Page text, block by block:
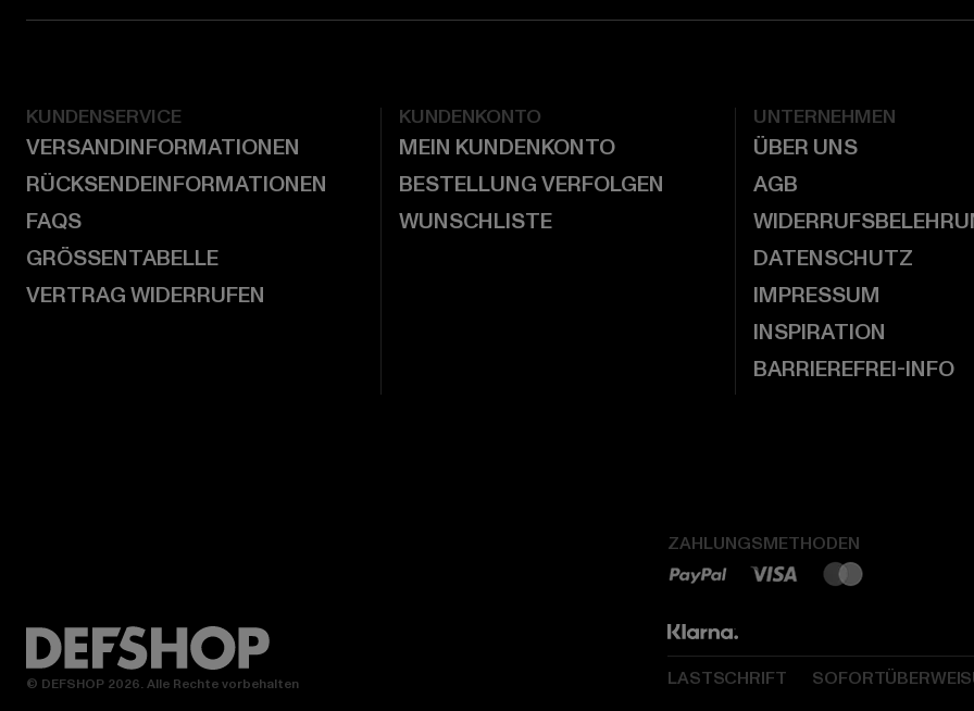
KUNDENSERVICE
VERSANDINFORMATIONEN
RÜCKSENDEINFORMATIONEN
FAQS
GRÖSSENTABELLE
VERTRAG WIDERRUFEN
KUNDENKONTO
MEIN KUNDENKONTO
BESTELLUNG VERFOLGEN
WUNSCHLISTE
UNTERNEHMEN
ÜBER UNS
AGB
DATENSCHUTZ
IMPRESSUM
INSPIRATION
BARRIEREFREI-INFO
ZAHLUNGSMETHODEN
LASTSCHRIFT
© DEFSHOP 2026. Alle Rechte vorbehalten